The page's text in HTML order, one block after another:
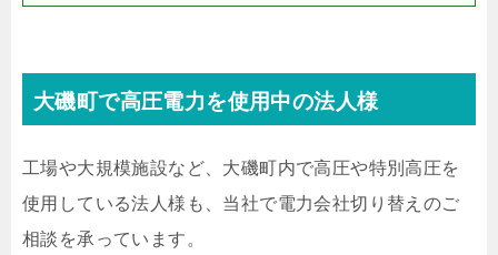
大磯町で高圧電力を使用中の法人様
工場や大規模施設など、大磯町内で高圧や特別高圧を
使用している法人様も、当社で電力会社切り替えのご
相談を承っています。